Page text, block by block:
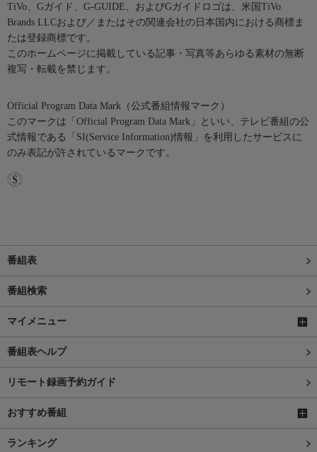
TiVo、Gガイド、G-GUIDE、およびGガイドロゴは、米国TiVo
Brands LLCおよび／またはその関連会社の日本国内における商標ま
たは登録商標です。
このホームページに掲載している記事・写真等あらゆる素材の無断
複写・転載を禁じます。
Official Program Data Mark（公式番組情報マーク）
このマークは「Official Program Data Mark」といい、テレビ番組の公
式情報である「SI(Service Information)情報」を利用したサービスに
のみ表記が許されているマークです。
番組表
番組検索
マイメニュー
番組表ヘルプ
リモート録画予約ガイド
おすすめ番組
ランキング